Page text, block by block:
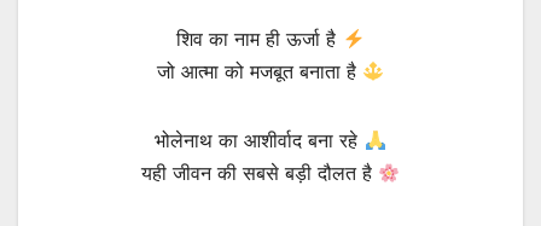
शिव का नाम ही ऊर्जा है
जो आत्मा को मजबूत बनाता है
भोलेनाथ का आशीर्वाद बना रहे
यही जीवन की सबसे बड़ी दौलत है